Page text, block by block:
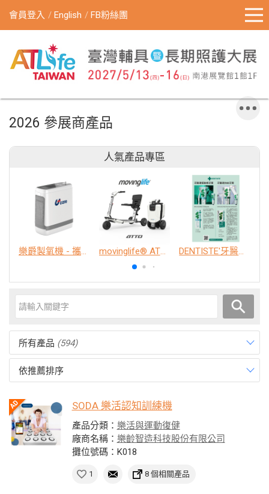
會員登入 English FB粉絲團
2026 參展商產品
人氣產品專區
樂爵製氧機 - 攜帶型 movinglife® ATTO新世代電動代步車 經典款 DENTISTE'牙醫選極敏感牙膏、抗蛀牙膏
所有產品 (594)
依推薦排序
SODA 樂活認知訓練機
產品分類： 樂活與運動復健
廠商名稱： 樂齡智造科技股份有限公司
攤位號碼：K018
1 8 個相關產品